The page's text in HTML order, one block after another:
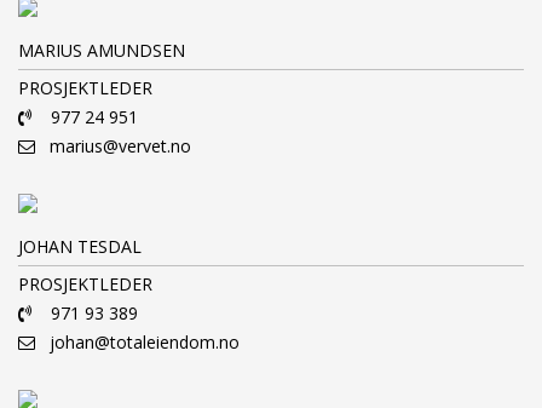
MARIUS AMUNDSEN
PROSJEKTLEDER
977 24 951
marius@vervet.no
JOHAN TESDAL
PROSJEKTLEDER
971 93 389
johan@totaleiendom.no